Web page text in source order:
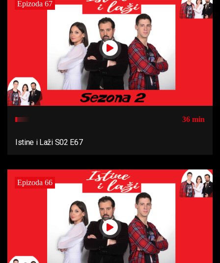
Epizoda 67
36 min
Istine i Laži S02 E67
Epizoda 66